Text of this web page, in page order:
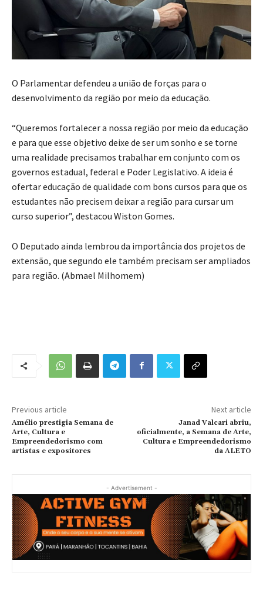
O Parlamentar defendeu a união de forças para o
desenvolvimento da região por meio da educação.
“Queremos fortalecer a nossa região por meio da educação
e para que esse objetivo deixe de ser um sonho e se torne
uma realidade precisamos trabalhar em conjunto com os
governos estadual, federal e Poder Legislativo. A ideia é
ofertar educação de qualidade com bons cursos para que os
estudantes não precisem deixar a região para cursar um
curso superior”, destacou Wiston Gomes.
O Deputado ainda lembrou da importância dos projetos de
extensão, que segundo ele também precisam ser ampliados
para região. (Abmael Milhomem)
Previous article
Amélio prestigia Semana de
Arte, Cultura e
Empreendedorismo com
artistas e expositores
Next article
Janad Valcari abriu,
oficialmente, a Semana de Arte,
Cultura e Empreendedorismo
da ALETO
- Advertisement -